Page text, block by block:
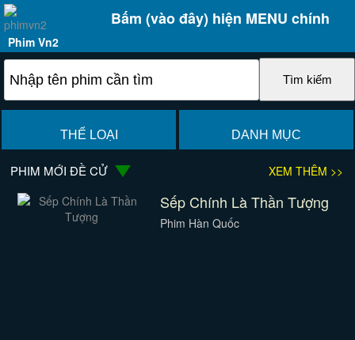
Bấm (vào đây) hiện MENU chính
Phim Vn2
THỂ LOẠI DANH MỤC
PHIM MỚI ĐỀ CỬ XEM THÊM >>
Sếp Chính Là Thần Tượng
Phim Hàn Quốc